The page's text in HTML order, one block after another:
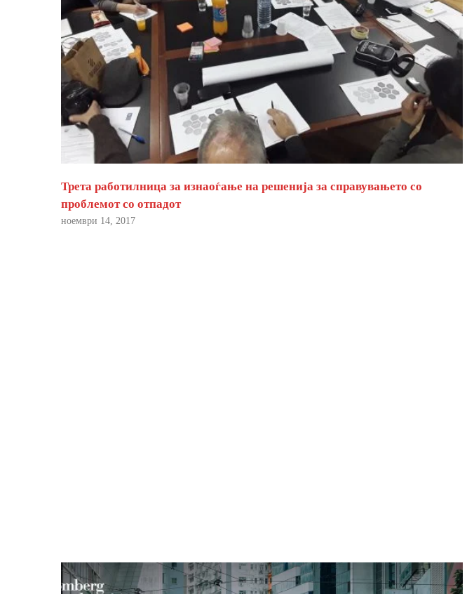
Трета работилница за изнаоѓање на решенија за справувањето со
проблемот со отпадот
ноември 14, 2017